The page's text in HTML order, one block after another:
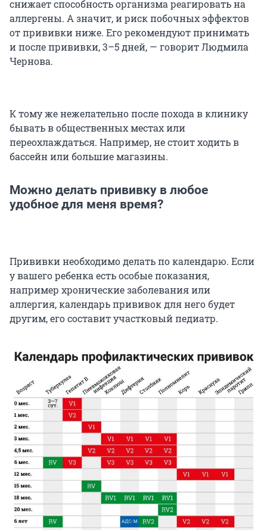
снижает способность организма реагировать на
аллергены. А значит, и риск побочных эффектов
от прививки ниже. Его рекомендуют принимать
и после прививки, 3–5 дней, — говорит Людмила
Чернова.
К тому же нежелательно после похода в клинику
бывать в общественных местах или
переохлаждаться. Например, не стоит ходить в
бассейн или большие магазины.
Можно делать прививку в любое
удобное для меня время?
Прививки необходимо делать по календарю. Если
у вашего ребенка есть особые показания,
например хронические заболевания или
аллергия, календарь прививок для него будет
другим, его составит участковый педиатр.